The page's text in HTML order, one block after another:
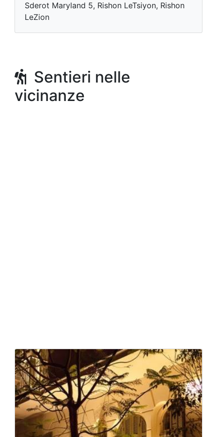
Sderot Maryland 5, Rishon LeTsiyon, Rishon
LeZion
Sentieri nelle
vicinanze